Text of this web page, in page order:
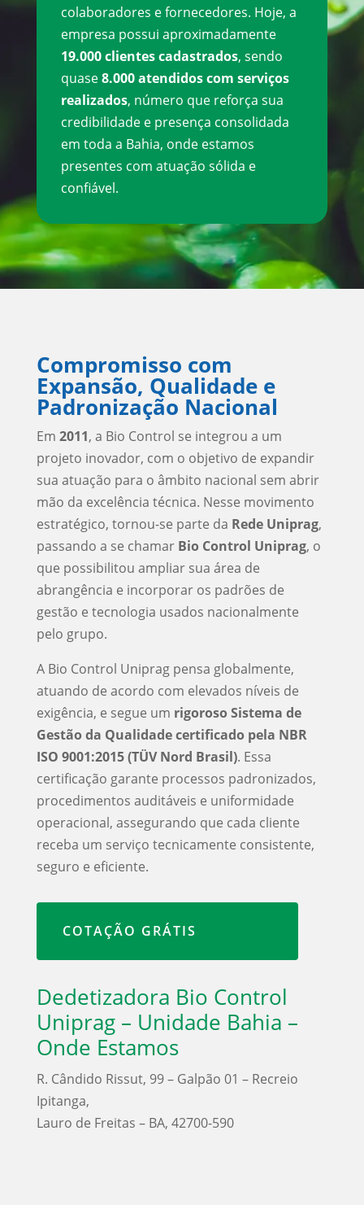
colaboradores e fornecedores. Hoje, a
empresa possui aproximadamente
19.000 clientes cadastrados, sendo
quase8.000 atendidos com serviços
realizados, número que reforça sua
credibilidade e presença consolidada
em toda a Bahia, onde estamos
presentes com atuação sólida e
confiável.
Compromisso com
Expansão, Qualidade e
Padronização Nacional
Em 2011, a Bio Control se integrou a um
projeto inovador, com o objetivo de expandir
sua atuação para o âmbito nacional sem abrir
mão da excelência técnica. Nesse movimento
estratégico, tornou-se parte da Rede Uniprag,
passando a se chamar Bio Control Uniprag, o
que possibilitou ampliar sua área de
abrangência e incorporar os padrões de
gestão e tecnologia usados nacionalmente
pelo grupo.
A Bio Control Uniprag pensa globalmente,
atuando de acordo com elevados níveis de
exigência, e segue um rigoroso Sistema de
Gestão da Qualidade certificado pela NBR
ISO 9001:2015 (TÜV Nord Brasil). Essa
certificação garante processos padronizados,
procedimentos auditáveis e uniformidade
operacional, assegurando que cada cliente
receba um serviço tecnicamente consistente,
seguro e eficiente.
COTAÇÃO GRÁTIS
Dedetizadora Bio Control
Uniprag – Unidade Bahia –
Onde Estamos
R. Cândido Rissut, 99 – Galpão 01 – Recreio
Ipitanga,
Lauro de Freitas – BA, 42700-590